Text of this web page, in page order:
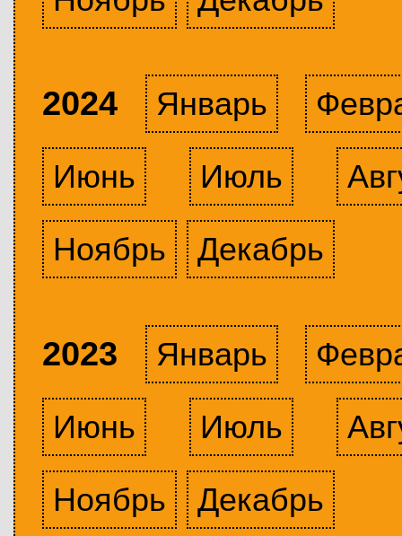
2024 Январь
Июнь
Июль
Ноябрь
Декабрь
2023 Январь
Июнь
Июль
Ноябрь
Декабрь